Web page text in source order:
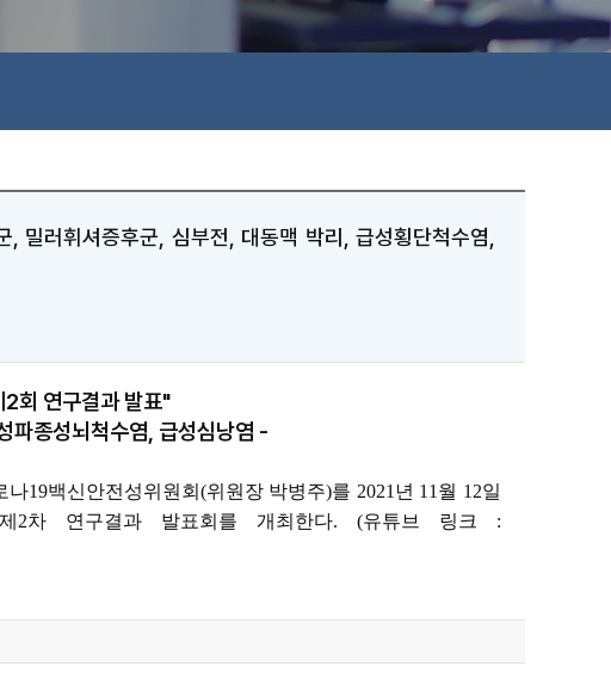
러휘셔증후군, 심부전, 대동맥 박리, 급성횡단척수염,
회 연구결과 발표"
파종성뇌척수염, 급성심낭염 -
19백신안전성위원회(위원장 박병주)를 2021년 11월 12일
2차 연구결과 발표회를 개최한다. (유튜브 링크 :